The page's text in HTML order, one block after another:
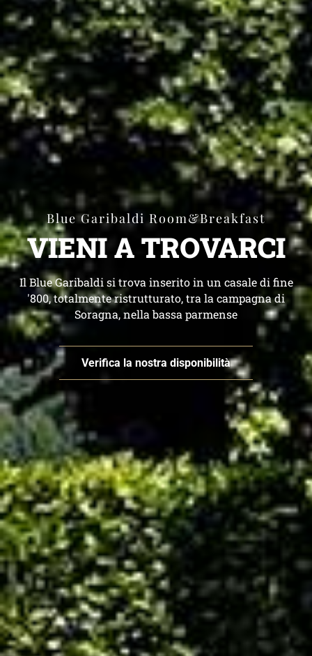
Blue Garibaldi Room&Breakfast
VIENI A TROVARCI
Il Blue Garibaldi si trova inserito in un casale di fine
'800, totalmente ristrutturato, tra la campagna di
Soragna, nella bassa parmense
Verifica la nostra disponibilità